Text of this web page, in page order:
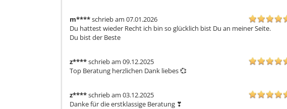
m****schrieb am 07.01.2026
Du hattest wieder Recht ich bin so glücklich bist Du an meiner Seite.
Du bist der Beste
z****schrieb am 09.12.2025
Top Beratung herzlichen Dank liebes 💞
z****schrieb am 03.12.2025
Danke für die erstklassige Beratung ❣ ️